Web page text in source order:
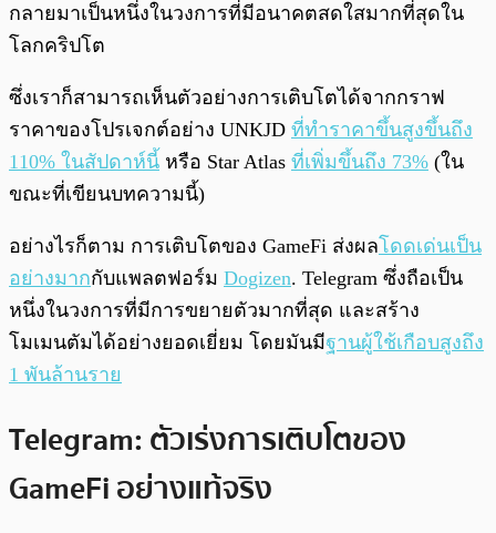
กลายมาเป็นหนึ่งในวงการที่มีอนาคตสดใสมากที่สุดใน
โลกคริปโต
ซึ่งเราก็สามารถเห็นตัวอย่างการเติบโตได้จากกราฟ
ราคาของโปรเจกต์อย่าง UNKJD ที่ทำราคาขึ้นสูงขึ้นถึง
110% ในสัปดาห์นี้ หรือ Star Atlas ที่เพิ่มขึ้นถึง 73% (ใน
ขณะที่เขียนบทความนี้)
อย่างไรก็ตาม การเติบโตของ GameFi ส่งผลโดดเด่นเป็น
อย่างมากกับแพลตฟอร์ม Dogizen. Telegram ซึ่งถือเป็น
หนึ่งในวงการที่มีการขยายตัวมากที่สุด และสร้าง
โมเมนตัมได้อย่างยอดเยี่ยม โดยมันมีฐานผู้ใช้เกือบสูงถึง
1 พันล้านราย
Telegram: ตัวเร่งการเติบโตของ
GameFi อย่างแท้จริง